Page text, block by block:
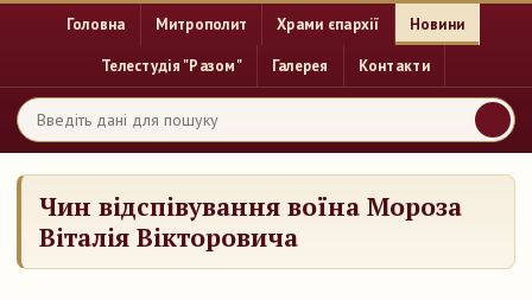
Головна Митрополит Храми єпархії Новини
Телестудія "Разом" Галерея Контакти
Чин відспівування воїна Мороза
Віталія Вікторовича